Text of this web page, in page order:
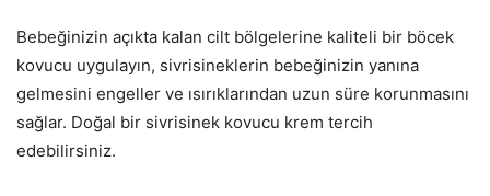
Bebeğinizin açıkta kalan cilt bölgelerine kaliteli bir böcek
kovucu uygulayın, sivrisineklerin bebeğinizin yanına
gelmesini engeller ve ısırıklarından uzun süre korunmasını
sağlar. Doğal bir sivrisinek kovucu krem tercih
edebilirsiniz.